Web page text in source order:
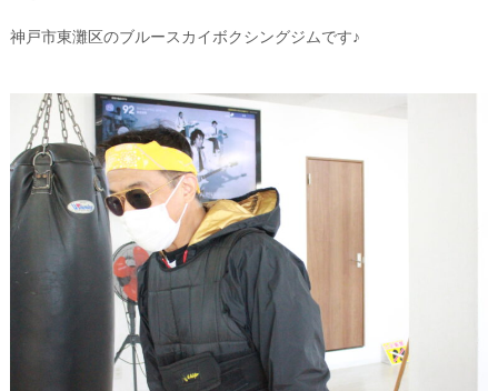
神戸市東灘区のブルースカイボクシングジムです♪